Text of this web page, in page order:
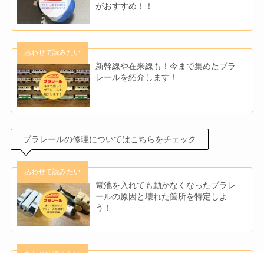
がおすすめ！！
新幹線や在来線も！今まで集めたプラ
レールを紹介します！
プラレールの修理についてはこちらをチェック
電池を入れても動かなくなったプラレ
ールの原因と壊れた箇所を特定しよ
う！